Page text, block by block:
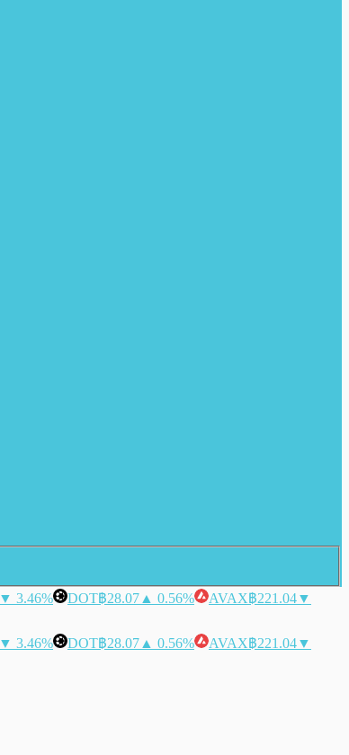
▼ 3.46% DOT฿28.07 ▲ 0.56% AVAX฿221.04▼
▼ 3.46% DOT฿28.07 ▲ 0.56% AVAX฿221.04▼